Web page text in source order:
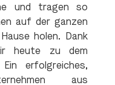
und tragen so
auf der ganzen
holen. Dank
heute zu dem
erfolgreiches,
aus